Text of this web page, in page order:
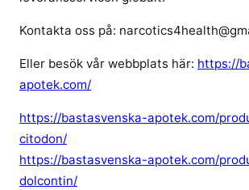
Kontakta oss på:
Eller besök vår webbplats här: https://
apotek.com/
https://bastasvenska-apotek.com/
citodon/
https://bastasvenska-apotek.com/
dolcontin/